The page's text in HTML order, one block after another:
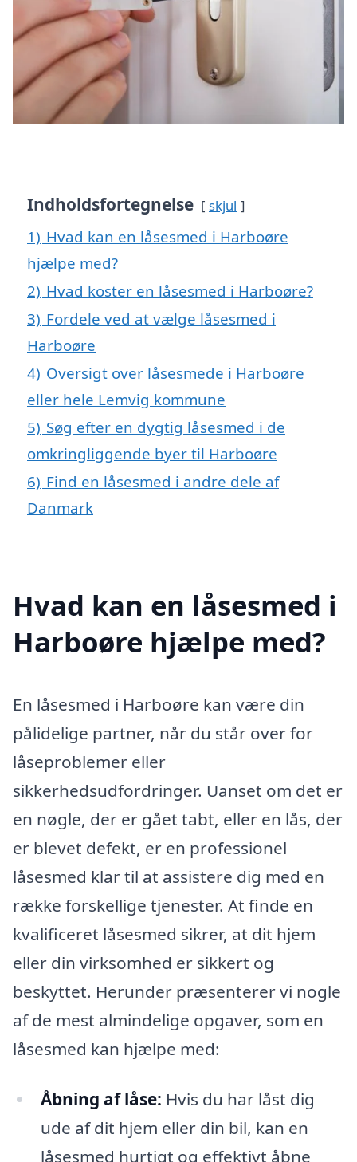
Indholdsfortegnelse skjul
1) Hvad kan en låsesmed i Harboøre
hjælpe med?
2) Hvad koster en låsesmed i Harboøre?
3) Fordele ved at vælge låsesmed i
Harboøre
4) Oversigt over låsesmede i Harboøre
eller hele Lemvig kommune
5) Søg efter en dygtig låsesmed i de
omkringliggende byer til Harboøre
6) Find en låsesmed i andre dele af
Danmark
Hvad kan en låsesmed i
Harboøre hjælpe med?
En låsesmed i Harboøre kan være din
pålidelige partner, når du står over for
låseproblemer eller
sikkerhedsudfordringer. Uanset om det er
en nøgle, der er gået tabt, eller en lås, der
er blevet defekt, er en professionel
låsesmed klar til at assistere dig med en
række forskellige tjenester. At finde en
kvalificeret låsesmed sikrer, at dit hjem
eller din virksomhed er sikkert og
beskyttet. Herunder præsenterer vi nogle
af de mest almindelige opgaver, som en
låsesmed kan hjælpe med:
Åbning af låse: Hvis du har låst dig
ude af dit hjem eller din bil, kan en
låsesmed hurtigt og effektivt åbne